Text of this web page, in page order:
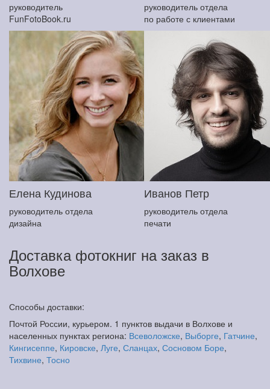
руководитель
FunFotoBook.ru
руководитель отдела
по работе с клиентами
Елена Кудинова
руководитель отдела
дизайна
Иванов Петр
руководитель отдела
печати
Доставка фотокниг на заказ в
Волхове
Способы доставки:
Почтой России, курьером. 1 пунктов выдачи в Волхове и
населенных пунктах региона: Всеволожске, Выборге, Гатчине,
Кингисеппе, Кировске, Луге, Сланцах, Сосновом Боре,
Тихвине, Тосно